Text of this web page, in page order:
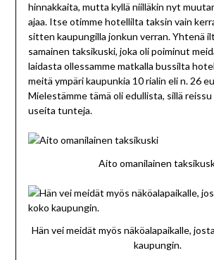
hinnakkaita, mutta kyllä niilläkin nyt
ajaa. Itse otimme hotellilta taksin vain
sitten kaupungilla jonkun verran. Yhtenä
samainen taksikuski, joka oli poiminut
laidasta ollessamme matkalla bussilta
meitä ympäri kaupunkia 10 rialin eli n. 26
Mielestämme tämä oli edullista, sillä
useita tunteja.
Aito omanilainen
Hän vei meidät myös näköalapaikalle,
kaupungin.